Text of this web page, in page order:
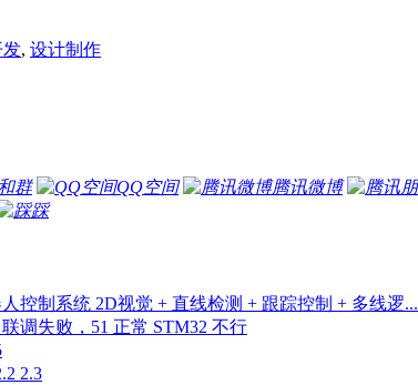
发, 设计制作
群 QQ空间 腾讯微博
踩
控制系统 2D视觉 + 直线检测 + 跟踪控制 + 多线逻...
调失败，51 正常 STM32 不行
2.3